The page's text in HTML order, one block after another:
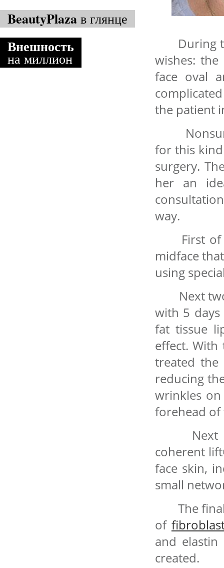
BeautyPlaza в глянце
Внешность
на миллион
During
wishes:
face oval
the patient
for this
surgery.
her an
way.
First of
midface
using
Next
with 5
fat tissue
effect.
treated the
reducing
wrinkles
forehead
Next
coherent
face skin,
small
The
of
and elastin
created.